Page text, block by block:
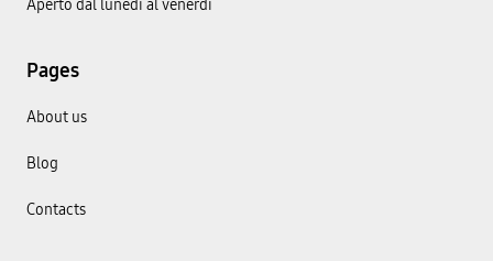
Aperto dal lunedì al venerdì
Pages
About us
Blog
Contacts